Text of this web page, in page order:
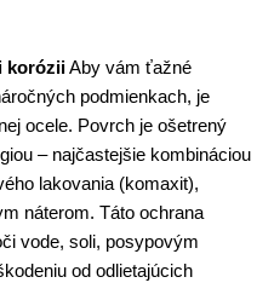
koróziiAby vám ťažné
podmienkach, je
ocele. Povrch je ošetrený
– najčastejšie kombináciou
lakovania (komaxit),
náterom. Táto ochrana
vode, soli, posypovým
od odlietajúcich